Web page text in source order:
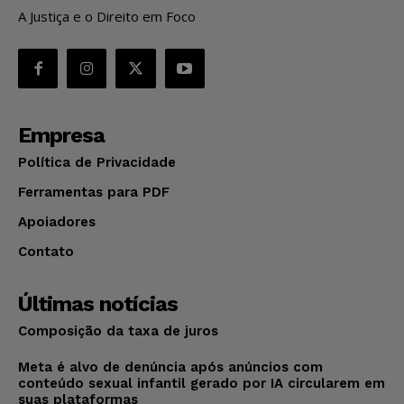
A Justiça e o Direito em Foco
Empresa
Política de Privacidade
Ferramentas para PDF
Apoiadores
Contato
Últimas notícias
Composição da taxa de juros
Meta é alvo de denúncia após anúncios com
conteúdo sexual infantil gerado por IA circularem em
suas plataformas